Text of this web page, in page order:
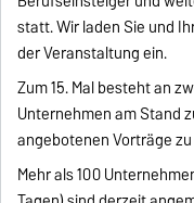
statt. Wir laden Sie und
der Veranstaltung ein.
Zum 15. Mal besteht an
Unternehmen am Stand
angebotenen Vorträge
Mehr als 100